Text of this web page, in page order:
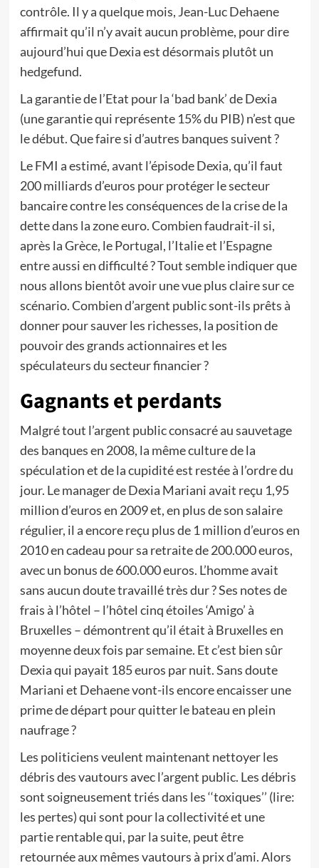
contrôle. Il y a quelque mois, Jean-Luc Dehaene
affirmait qu’il n’y avait aucun problème, pour dire
aujourd’hui que Dexia est désormais plutôt un
hedgefund.
La garantie de l’Etat pour la ‘bad bank’ de Dexia
(une garantie qui représente 15% du PIB) n’est que
le début. Que faire si d’autres banques suivent ?
Le FMI a estimé, avant l’épisode Dexia, qu’il faut
200 milliards d’euros pour protéger le secteur
bancaire contre les conséquences de la crise de la
dette dans la zone euro. Combien faudrait-il si,
après la Grèce, le Portugal, l’Italie et l’Espagne
entre aussi en difficulté ? Tout semble indiquer que
nous allons bientôt avoir une vue plus claire sur ce
scénario. Combien d’argent public sont-ils prêts à
donner pour sauver les richesses, la position de
pouvoir des grands actionnaires et les
spéculateurs du secteur financier ?
Gagnants et perdants
Malgré tout l’argent public consacré au sauvetage
des banques en 2008, la même culture de la
spéculation et de la cupidité est restée à l’ordre du
jour. Le manager de Dexia Mariani avait reçu 1,95
million d’euros en 2009 et, en plus de son salaire
régulier, il a encore reçu plus de 1 million d’euros en
2010 en cadeau pour sa retraite de 200.000 euros,
avec un bonus de 600.000 euros. L’homme avait
sans aucun doute travaillé très dur ? Ses notes de
frais à l’hôtel – l’hôtel cinq étoiles ‘Amigo’ à
Bruxelles – démontrent qu’il était à Bruxelles en
moyenne deux fois par semaine. Et c’est bien sûr
Dexia qui payait 185 euros par nuit. Sans doute
Mariani et Dehaene vont-ils encore encaisser une
prime de départ pour quitter le bateau en plein
naufrage ?
Les politiciens veulent maintenant nettoyer les
débris des vautours avec l’argent public. Les débris
sont soigneusement triés dans les ‘‘toxiques’’ (lire:
les pertes) qui sont pour la collectivité et une
partie rentable qui, par la suite, peut être
retournée aux mêmes vautours à prix d’ami. Alors